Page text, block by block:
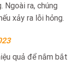
ra, chúng
xảy ra lỗi hỏng.
quả để nắm bắt